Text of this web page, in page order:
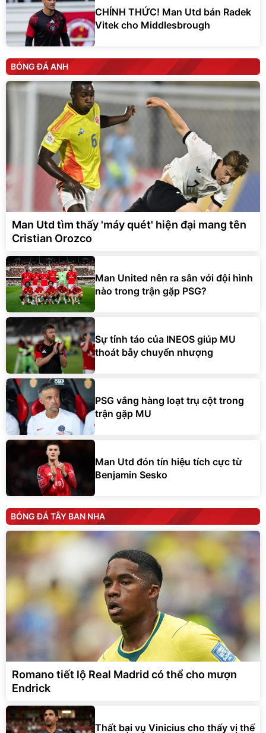
CHÍNH THỨC! Man Utd bán Radek
Vitek cho Middlesbrough
BÓNG ĐÁ ANH
Man Utd tìm thấy 'máy quét' hiện đại mang tên
Cristian Orozco
Man United nên ra sân với đội hình
nào trong trận gặp PSG?
Sự tỉnh táo của INEOS giúp MU
thoát bẫy chuyển nhượng
PSG vắng hàng loạt trụ cột trong
trận gặp MU
Man Utd đón tín hiệu tích cực từ
Benjamin Sesko
BÓNG ĐÁ TÂY BAN NHA
Romano tiết lộ Real Madrid có thể cho mượn
Endrick
Thất bại vụ Vinicius cho thấy vị thế